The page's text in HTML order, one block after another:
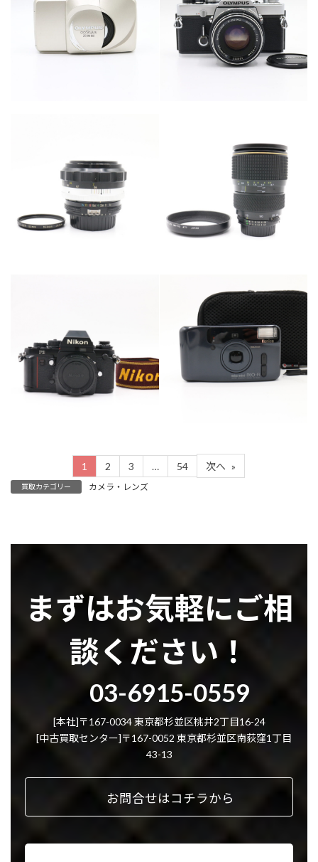
カメラ・レンズ カテゴリー カメラ・レンズ
カテゴリー カメラ・レンズ
カメラ・レンズ
カテゴリー カメラ・レンズ カメラ・レンズ
1 2 3 … 54 次へ »
買取カテゴリー カメラ・レンズ
まずはお気軽にご相
談ください！
03-6915-0559
[本社]〒167-0034 東京都杉並区桃井2丁目16-24
[中古買取センター]〒167-0052 東京都杉並区南荻窪1丁目
43-13
お問合せはコチラから